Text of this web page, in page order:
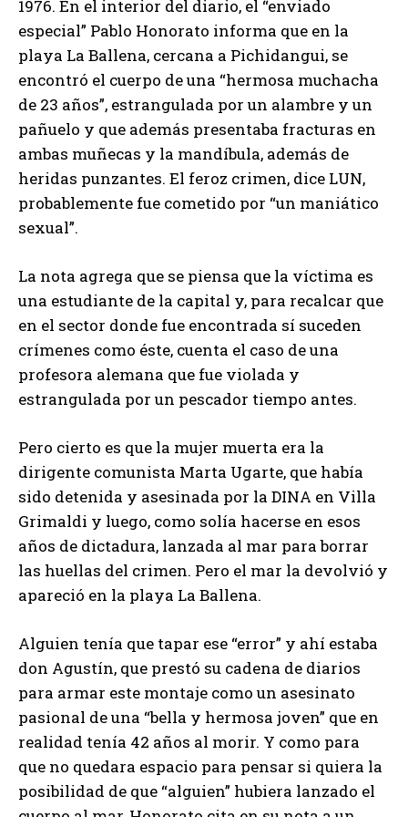
1976. En el interior del diario, el “enviado
especial” Pablo Honorato informa que en la
playa La Ballena, cercana a Pichidangui, se
encontró el cuerpo de una “hermosa muchacha
de 23 años”, estrangulada por un alambre y un
pañuelo y que además presentaba fracturas en
ambas muñecas y la mandíbula, además de
heridas punzantes. El feroz crimen, dice LUN,
probablemente fue cometido por “un maniático
sexual”.
La nota agrega que se piensa que la víctima es
una estudiante de la capital y, para recalcar que
en el sector donde fue encontrada sí suceden
crímenes como éste, cuenta el caso de una
profesora alemana que fue violada y
estrangulada por un pescador tiempo antes.
Pero cierto es que la mujer muerta era la
dirigente comunista Marta Ugarte, que había
sido detenida y asesinada por la DINA en Villa
Grimaldi y luego, como solía hacerse en esos
años de dictadura, lanzada al mar para borrar
las huellas del crimen. Pero el mar la devolvió y
apareció en la playa La Ballena.
Alguien tenía que tapar ese “error” y ahí estaba
don Agustín, que prestó su cadena de diarios
para armar este montaje como un asesinato
pasional de una “bella y hermosa joven” que en
realidad tenía 42 años al morir. Y como para
que no quedara espacio para pensar si quiera la
posibilidad de que “alguien” hubiera lanzado el